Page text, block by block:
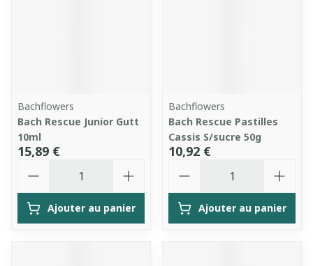
Bachflowers
Bach Rescue Junior Gutt
10ml
15,89 €
Ajouter au panier
Bachflowers
Bach Rescue Pastilles
Cassis S/sucre 50g
10,92 €
Ajouter au panier